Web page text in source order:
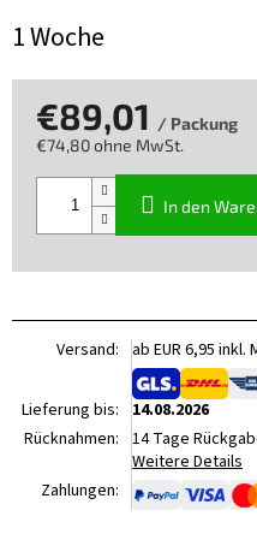
1 Woche
€89,01 / Packung
€74,80 ohne MwSt.
In den
Versand: ab EUR 6,95 inkl.
Lieferung bis:
14.08.2026
Rücknahmen: 14 Tage
Weitere Details
Zahlungen: